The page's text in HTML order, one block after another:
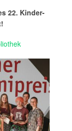
22. Kinder-